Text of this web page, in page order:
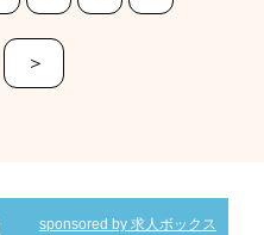
＞
sponsored by 求人ボックス